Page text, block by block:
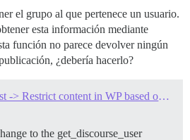
el grupo al que pertenece un usuario.
esta información mediante
función no parece devolver ningún
¿debería hacerlo?
Discourse as SSO host -> Restrict content in WP based on Discourse groups
to the get_discourse_user